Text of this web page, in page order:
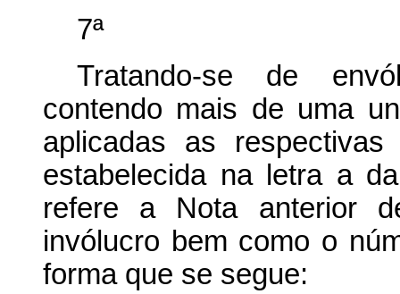
7ª
Tratando-se de
contendo mais de uma
aplicadas as
estabelecida na letra a
refere a Nota anterior
invólucro bem como o
forma que se segue: